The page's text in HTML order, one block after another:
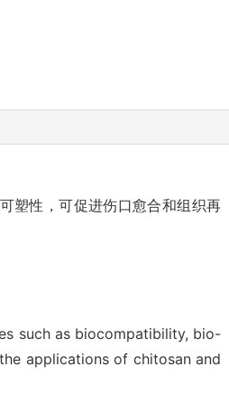
塑性，可促进伤口愈合和组织再
such as biocompatibility, bio-
applications of chitosan and